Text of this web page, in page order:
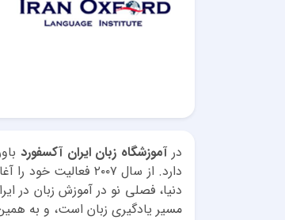
در آموزشگاه زبان ایران آکسفورد
دارد. از سال ۲۰۰۷
دنیا، فصلی نو در آموزش زبان در
مسیر یادگیری زبان است، و به